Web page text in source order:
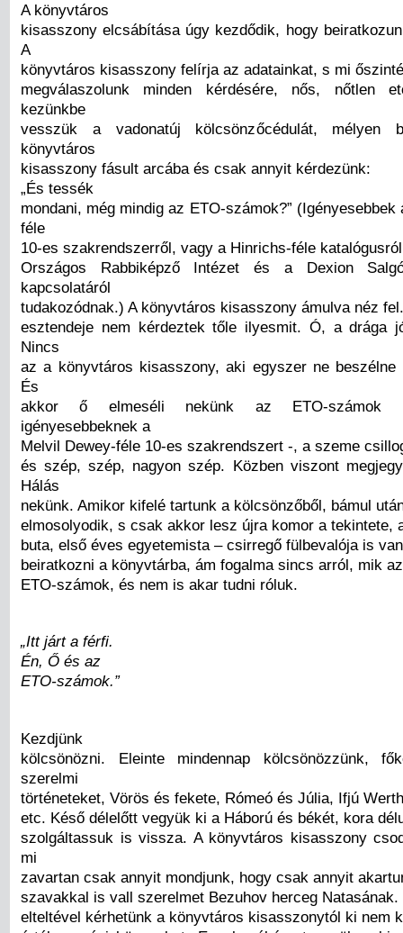
A könyvtáros
kisasszony elcsábítása úgy kezdődik, hogy
A
könyvtáros kisasszony felírja az adatainkat, s mi
megválaszolunk minden kérdésére, nős, nőtlen
kezünkbe
vesszük a vadonatúj kölcsönzőcédulát, mélyen
könyvtáros
kisasszony fásult arcába és csak annyit kérdezünk:
„És tessék
mondani, még mindig az ETO-számok?”
féle
10-es szakrendszerről, vagy a Hinrichs-féle
Országos Rabbiképző Intézet és a Dexion
kapcsolatáról
tudakozódnak.) A könyvtáros kisasszony ámulva néz
esztendeje nem kérdeztek tőle ilyesmit. Ó, a drága
Nincs
az a könyvtáros kisasszony, aki egyszer ne beszélne
És
akkor ő elmeséli nekünk az ETO-számok
igényesebbeknek a
Melvil Dewey-féle 10-es szakrendszert -, a szeme
és szép, szép, nagyon szép. Közben viszont
Hálás
nekünk. Amikor kifelé tartunk a kölcsönzőből, bámul
elmosolyodik, s csak akkor lesz újra komor a tekintete,
buta, első éves egyetemista – csirregő fülbevalója is
beiratkozni a könyvtárba, ám fogalma sincs arról, mik
ETO-számok, és nem is akar tudni róluk.
„Itt járt a férfi.
Én, Ő és az
ETO-számok.”
Kezdjünk
kölcsönözni. Eleinte mindennap kölcsönözzünk,
szerelmi
történeteket, Vörös és fekete, Rómeó és Júlia, Ifjú
etc. Késő délelőtt vegyük ki a Háború és békét, kora
szolgáltassuk is vissza. A könyvtáros kisasszony
mi
zavartan csak annyit mondjunk, hogy csak annyit
szavakkal is vall szerelmet Bezuhov herceg
elteltével kérhetünk a könyvtáros kisasszonytól ki nem